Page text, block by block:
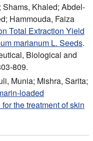
Khaled; Abdel-
Hammouda, Faiza
Total Extraction Yield
marianum L. Seeds.
Biological and
809.
Munia; Mishra, Sarita;
loaded
the treatment of skin